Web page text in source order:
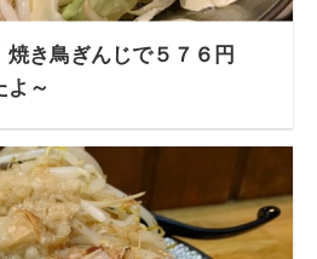
き鳥ぎんじで５７６円
よ～